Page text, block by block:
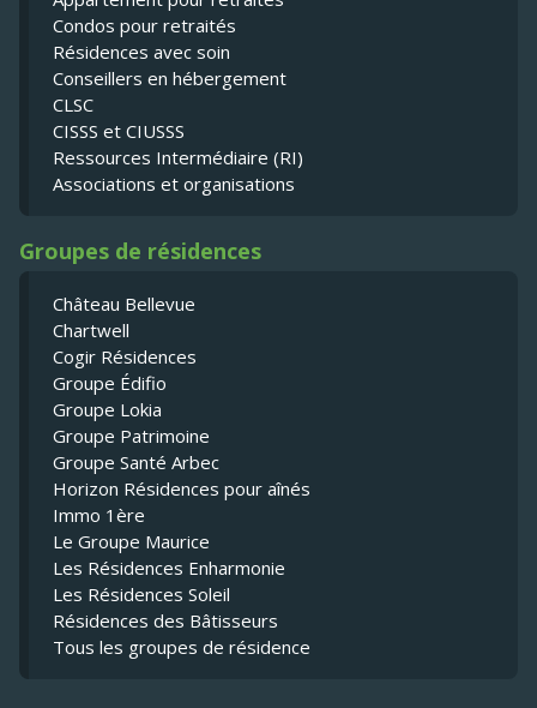
Condos pour retraités
Résidences avec soin
Conseillers en hébergement
CLSC
CISSS et CIUSSS
Ressources Intermédiaire (RI)
Associations et organisations
Groupes de résidences
Château Bellevue
Chartwell
Cogir Résidences
Groupe Édifio
Groupe Lokia
Groupe Patrimoine
Groupe Santé Arbec
Horizon Résidences pour aînés
Immo 1ère
Le Groupe Maurice
Les Résidences Enharmonie
Les Résidences Soleil
Résidences des Bâtisseurs
Tous les groupes de résidence